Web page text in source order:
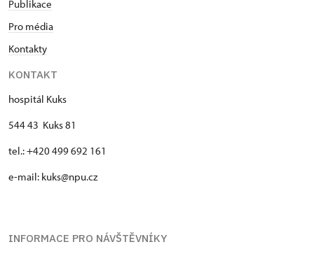
Publikace
Pro média
Kontakty
KONTAKT
hospitál Kuks
544 43 Kuks 81
tel.: +420 499 692 161
e-mail: kuks@npu.cz
INFORMACE PRO NÁVŠTĚVNÍKY